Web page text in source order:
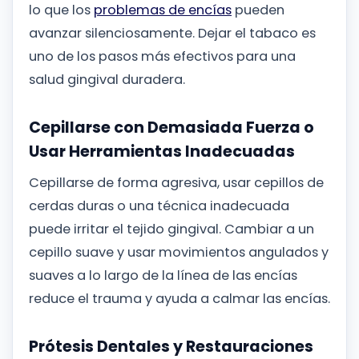
lo que los problemas de encías pueden
avanzar silenciosamente. Dejar el tabaco es
uno de los pasos más efectivos para una
salud gingival duradera.
Cepillarse con Demasiada Fuerza o
Usar Herramientas Inadecuadas
Cepillarse de forma agresiva, usar cepillos de
cerdas duras o una técnica inadecuada
puede irritar el tejido gingival. Cambiar a un
cepillo suave y usar movimientos angulados y
suaves a lo largo de la línea de las encías
reduce el trauma y ayuda a calmar las encías.
Prótesis Dentales y Restauraciones